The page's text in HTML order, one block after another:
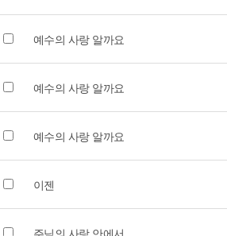
예수의 사랑 알까요
예수의 사랑 알까요
예수의 사랑 알까요
이젠
주님의 사랑 안에서